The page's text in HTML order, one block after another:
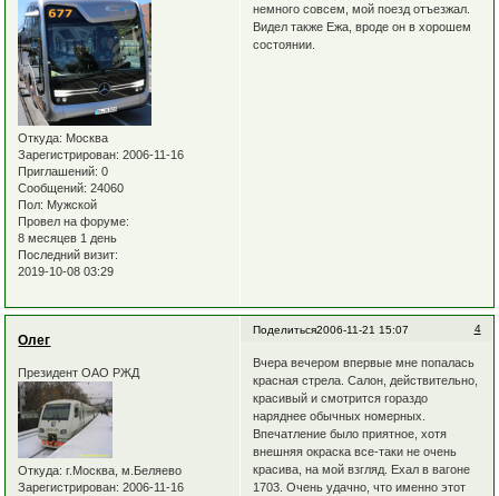
Откуда: Москва
Зарегистрирован: 2006-11-16
Приглашений: 0
Сообщений: 24060
Пол: Мужской
Провел на форуме:
8 месяцев 1 день
Последний визит:
2019-10-08 03:29
немного совсем, мой поезд отъезжал.
Видел также Ежа, вроде он в хорошем
состоянии.
Поделиться 4
2006-11-21 15:07
Олег
Президент ОАО РЖД
Откуда: г.Москва, м.Беляево
Зарегистрирован: 2006-11-16
Вчера вечером впервые мне попалась
красная стрела. Салон, действительно,
красивый и смотрится гораздо
наряднее обычных номерных.
Впечатление было приятное, хотя
внешняя окраска все-таки не очень
красива, на мой взгляд. Ехал в вагоне
1703. Очень удачно, что именно этот